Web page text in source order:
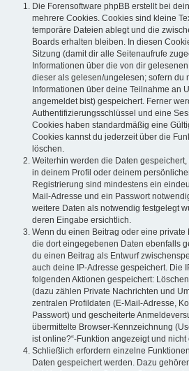
Die Forensoftware phpBB erstellt bei
mehrere Cookies. Cookies sind kleine
temporäre Dateien ablegt und die
Boards erhalten bleiben. In diesen
Sitzung (damit dir alle Seitenaufrufe
Informationen über die von dir
dieser als gelesen/ungelesen; sofern du
Informationen über deine Teilnahme an
angemeldet bist) gespeichert. Ferner
Authentifizierungsschlüssel und eine
Cookies haben standardmäßig eine
Cookies kannst du jederzeit über die
löschen.
Weiterhin werden die Daten
in deinem Profil oder deinem
Registrierung sind mindestens ein
Mail-Adresse und ein Passwort
weitere Daten als notwendig festgelegt
deren Eingabe ersichtlich.
Wenn du einen Beitrag oder eine private
die dort eingegebenen Daten ebenfalls
du einen Beitrag als Entwurf
auch deine IP-Adresse gespeichert. Die
folgenden Aktionen gespeichert:
(dazu zählen Private Nachrichten und
zentralen Profildaten (E-Mail-Adresse,
Passwort) und gescheiterte
übermittelte Browser-Kennzeichnung
ist online?“-Funktion angezeigt und
Schließlich erfordern einzelne
Daten gespeichert werden. Dazu